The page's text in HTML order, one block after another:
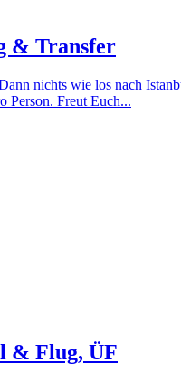
& Transfer
nichts wie los nach
Person. Freut Euch...
& Flug, ÜF